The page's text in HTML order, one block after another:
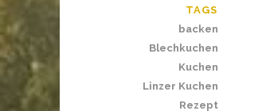
TAGS
backen
Blechkuchen
Kuchen
Linzer Kuchen
Rezept